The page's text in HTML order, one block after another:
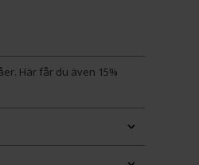
Här får du även 15%